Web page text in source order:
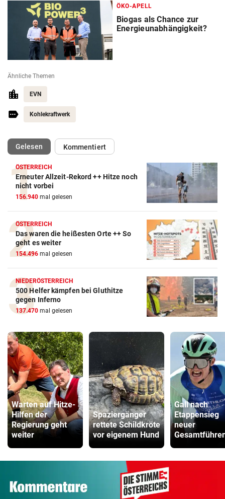
ÖKO-APELL
Biogas als Chance zur
Energieunabhängigkeit?
Ähnliche Themen
EVN
Kohlekraftwerk
Gelesen(ausgewählt)Kommentiert
ÖSTERREICH
Erneuter Allzeit-Rekord ++ Hitze noch
nicht vorbei
156.940 mal gelesen
ÖSTERREICH
Das waren die heißesten Orte ++ So
geht es weiter
154.496 mal gelesen
NIEDERÖSTERREICH
500 Helfer kämpfen bei Gluthitze
gegen Inferno
137.470 mal gelesen
Warten auf Hitze-
Hilfen der
Regierung geht
weiter
Spaziergänger
rettete Schildkröte
vor eigenem Hund
Gall nach
Etappensieg
neuer